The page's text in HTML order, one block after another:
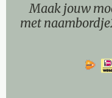
Maak jouw
met